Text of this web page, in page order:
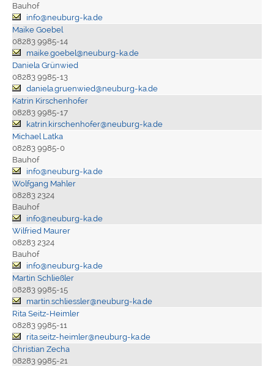
Bauhof
info@neuburg-ka.de
Maike Goebel
08283 9985-14
maike.goebel@neuburg-ka.de
Daniela Grünwied
08283 9985-13
daniela.gruenwied@neuburg-ka.de
Katrin Kirschenhofer
08283 9985-17
katrin.kirschenhofer@neuburg-ka.de
Michael Latka
08283 9985-0
Bauhof
info@neuburg-ka.de
Wolfgang Mahler
08283 2324
Bauhof
info@neuburg-ka.de
Wilfried Maurer
08283 2324
Bauhof
info@neuburg-ka.de
Martin Schließler
08283 9985-15
martin.schliessler@neuburg-ka.de
Rita Seitz-Heimler
08283 9985-11
rita.seitz-heimler@neuburg-ka.de
Christian Zecha
08283 9985-21